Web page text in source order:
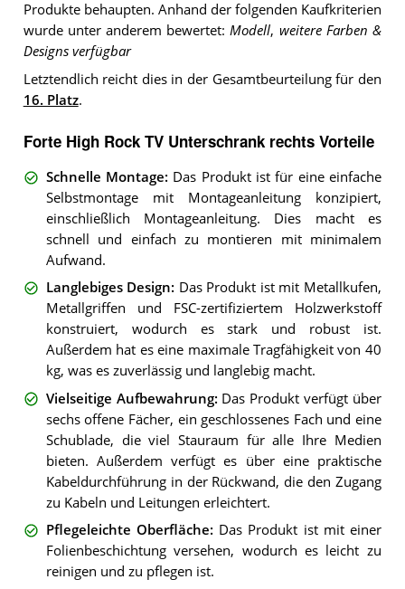
Produkte behaupten. Anhand der folgenden Kaufkriterien
wurde unter anderem bewertet:Modell, weitere Farben &
Designs verfügbar
Letztendlich reicht dies in der Gesamtbeurteilung für den
16. Platz.
Forte High Rock TV Unterschrank rechts Vorteile
Schnelle Montage: Das Produkt ist für eine einfache
Selbstmontage mit Montageanleitung konzipiert,
einschließlich Montageanleitung. Dies macht es
schnell und einfach zu montieren mit minimalem
Aufwand.
Langlebiges Design: Das Produkt ist mit Metallkufen,
Metallgriffen und FSC-zertifiziertem Holzwerkstoff
konstruiert, wodurch es stark und robust ist.
Außerdem hat es eine maximale Tragfähigkeit von 40
kg, was es zuverlässig und langlebig macht.
Vielseitige Aufbewahrung: Das Produkt verfügt über
sechs offene Fächer, ein geschlossenes Fach und eine
Schublade, die viel Stauraum für alle Ihre Medien
bieten. Außerdem verfügt es über eine praktische
Kabeldurchführung in der Rückwand, die den Zugang
zu Kabeln und Leitungen erleichtert.
Pflegeleichte Oberfläche: Das Produkt ist mit einer
Folienbeschichtung versehen, wodurch es leicht zu
reinigen und zu pflegen ist.